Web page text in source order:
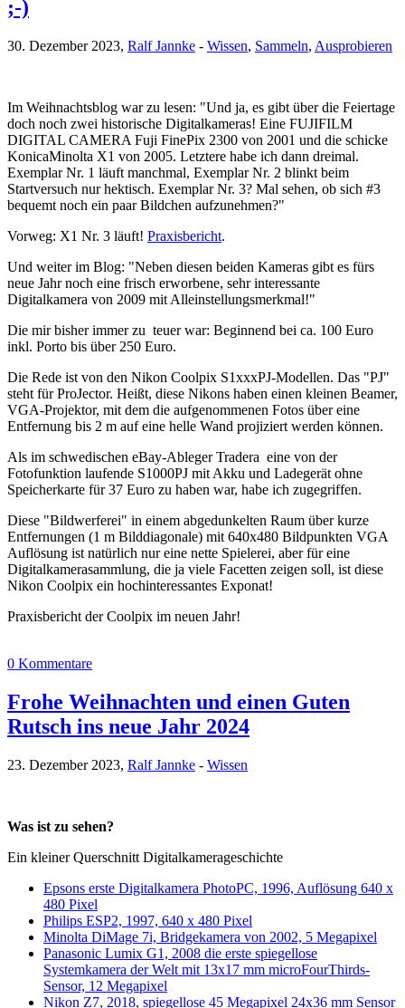
;-)
30. Dezember 2023, Ralf Jannke - Wissen, Sammeln, Ausprobieren
Im Weihnachtsblog war zu lesen: "Und ja, es gibt über die Feiertage
doch noch zwei historische Digitalkameras! Eine FUJIFILM
DIGITAL CAMERA Fuji FinePix 2300 von 2001 und die schicke
KonicaMinolta X1 von 2005. Letztere habe ich dann dreimal.
Exemplar Nr. 1 läuft manchmal, Exemplar Nr. 2 blinkt beim
Startversuch nur hektisch. Exemplar Nr. 3? Mal sehen, ob sich #3
bequemt noch ein paar Bildchen aufzunehmen?"
Vorweg: X1 Nr. 3 läuft! Praxisbericht.
Und weiter im Blog: "Neben diesen beiden Kameras gibt es fürs
neue Jahr noch eine frisch erworbene, sehr interessante
Digitalkamera von 2009 mit Alleinstellungsmerkmal!"
Die mir bisher immer zu teuer war: Beginnend bei ca. 100 Euro
inkl. Porto bis über 250 Euro.
Die Rede ist von den Nikon Coolpix S1xxxPJ-Modellen. Das "PJ"
steht für ProJector. Heißt, diese Nikons haben einen kleinen Beamer,
VGA-Projektor, mit dem die aufgenommenen Fotos über eine
Entfernung bis 2 m auf eine helle Wand projiziert werden können.
Als im schwedischen eBay-Ableger Tradera eine von der
Fotofunktion laufende S1000PJ mit Akku und Ladegerät ohne
Speicherkarte für 37 Euro zu haben war, habe ich zugegriffen.
Diese "Bildwerferei" in einem abgedunkelten Raum über kurze
Entfernungen (1 m Bilddiagonale) mit 640x480 Bildpunkten VGA
Auflösung ist natürlich nur eine nette Spielerei, aber für eine
Digitalkamerasammlung, die ja viele Facetten zeigen soll, ist diese
Nikon Coolpix ein hochinteressantes Exponat!
Praxisbericht der Coolpix im neuen Jahr!
0 Kommentare
Frohe Weihnachten und einen Guten
Rutsch ins neue Jahr 2024
23. Dezember 2023, Ralf Jannke - Wissen
Was ist zu sehen?
Ein kleiner Querschnitt Digitalkamerageschichte
Epsons erste Digitalkamera PhotoPC, 1996, Auflösung 640 x
480 Pixel
Philips ESP2, 1997, 640 x 480 Pixel
Minolta DiMage 7i, Bridgekamera von 2002, 5 Megapixel
Panasonic Lumix G1, 2008 die erste spiegellose
Systemkamera der Welt mit 13x17 mm microFourThirds-
Sensor, 12 Megapixel
Nikon Z7, 2018, spiegellose 45 Megapixel 24x36 mm Sensor